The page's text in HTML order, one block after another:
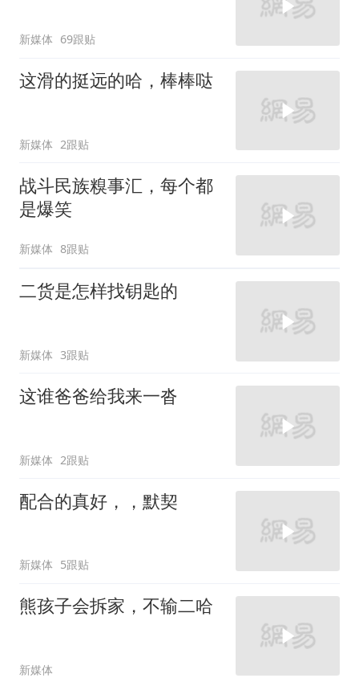
新媒体 69跟贴
这滑的挺远的哈，棒棒哒
新媒体 2跟贴
战斗民族糗事汇，每个都
是爆笑
新媒体 8跟贴
二货是怎样找钥匙的
新媒体 3跟贴
这谁爸爸给我来一沓
新媒体 2跟贴
配合的真好，，默契
新媒体 5跟贴
熊孩子会拆家，不输二哈
新媒体